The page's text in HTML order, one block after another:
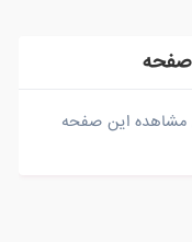
صفحه
مشاهده این صفحه